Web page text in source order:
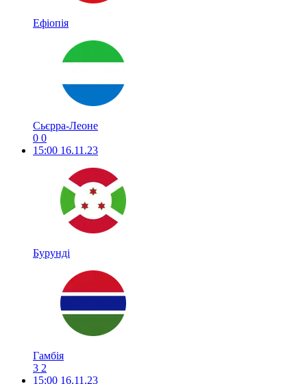
Ефіопія
Сьєрра-Леоне
0 0
15:00 16.11.23
Бурунді
Гамбія
3 2
15:00 16.11.23